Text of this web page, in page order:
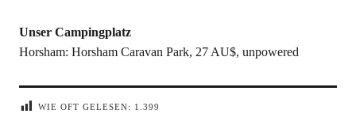
Unser Campingplatz
Horsham: Horsham Caravan Park, 27 AU$, unpowered
WIE OFT GELESEN: 1.399